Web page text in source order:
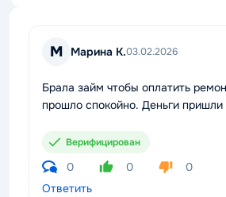
М Марина К.03.02.2026
Брала займ чтобы оплатить
прошло спокойно. Деньги пришли
Верифицирован
0 0
0
Ответить